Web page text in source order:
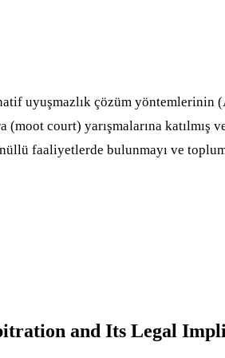
uyuşmazlık çözüm yöntemlerinin
court) yarışmalarına katılmış
faaliyetlerde bulunmayı ve
and Its Legal